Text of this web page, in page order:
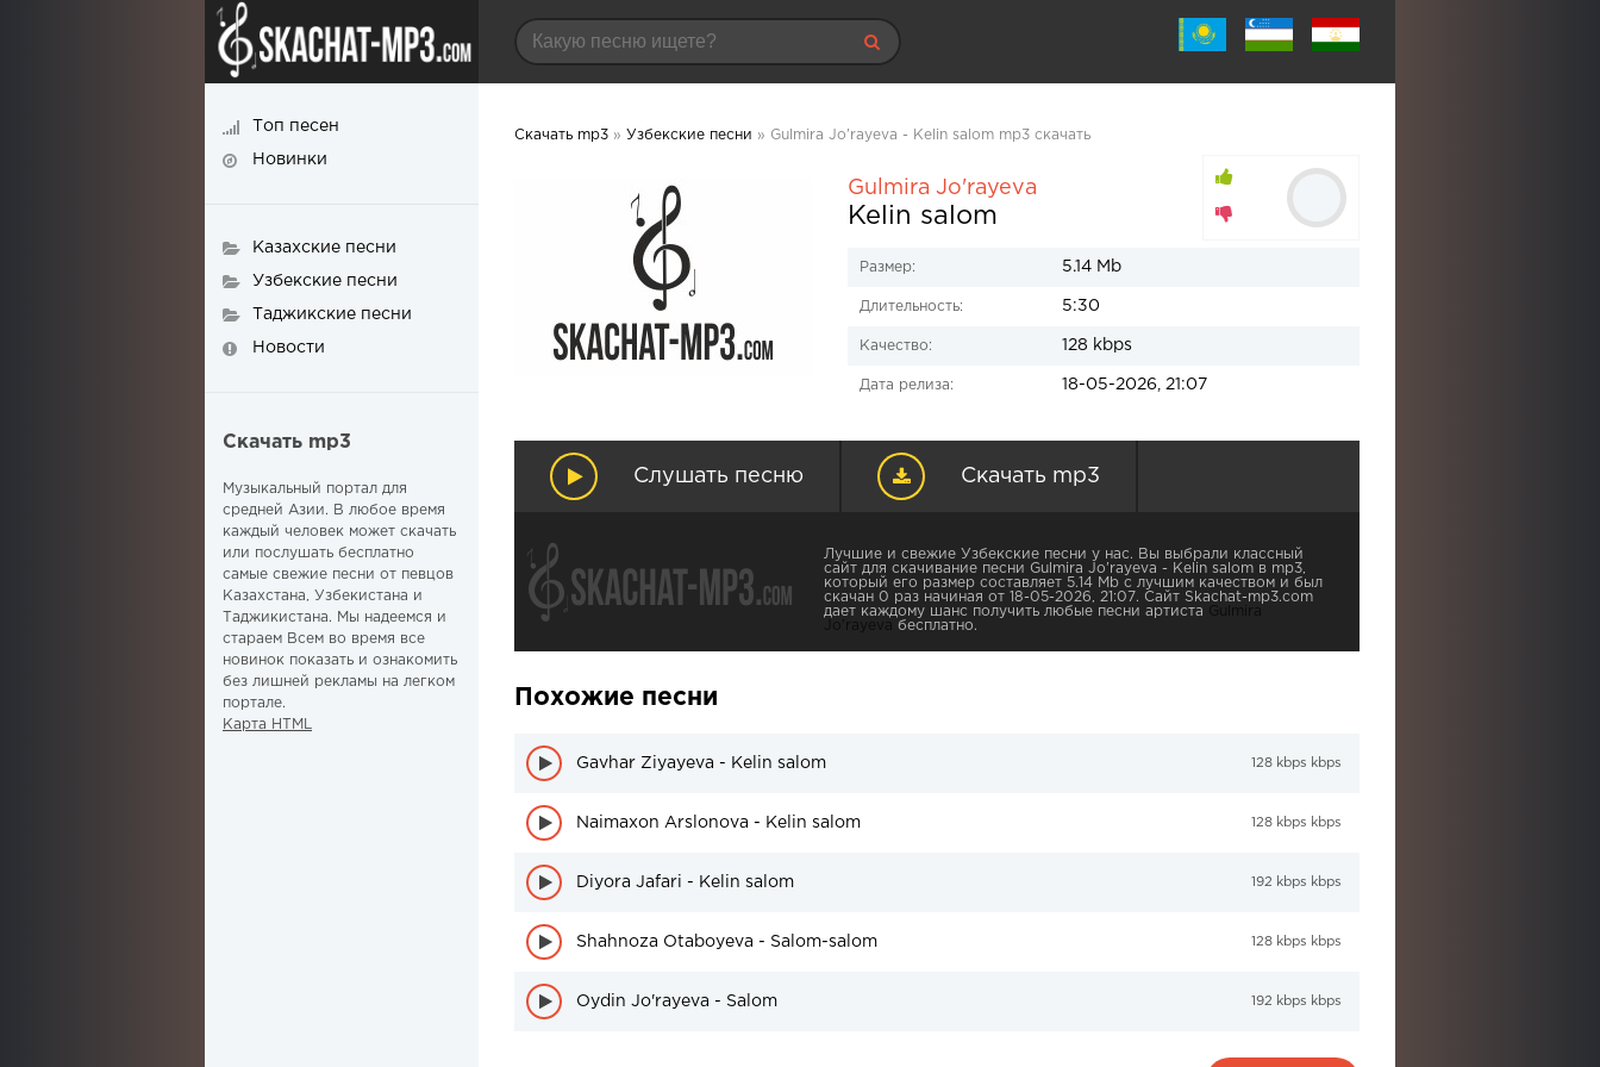
Скачать mp3 » Узбекские песни » Gulmira Jo'rayeva - Kelin salom mp3 скачать
Gulmira Jo'rayeva
Kelin salom
Размер: 5.14 Mb
Длительность: 5:30
Качество: 128 kbps
Дата релиза: 18-05-2026, 21:07
Слушать песню Скачать mp3
Лучшие и свежие Узбекские песни у нас. Вы выбрали классный
сайт для скачивание песни Gulmira Jo'rayeva - Kelin salom в mp3,
который его размер составляет 5.14 Mb с лучшим качеством и был
скачан 0 раз начиная от 18-05-2026, 21:07. Сайт Skachat-mp3.com
дает каждому шанс получить любые песни артиста
Gulmira
Jo'rayeva бесплатно.
Похожие песни
Gavhar Ziyayeva - Kelin salom 128 kbps kbps
Naimaxon Arslonova - Kelin salom 128 kbps kbps
Diyora Jafari - Kelin salom 192 kbps kbps
Shahnoza Otaboyeva - Salom-salom 128 kbps kbps
Oydin Jo'rayeva - Salom 192 kbps kbps
Топ песен
Новинки
Казахские песни
Узбекские песни
Таджикские песни
Новости
Скачать mp3
Музыкальный портал для
средней Азии. В любое время
каждый человек может скачать
или послушать бесплатно
самые свежие песни от певцов
Казахстана, Узбекистана и
Таджикистана. Мы надеемся и
стараем Всем во время все
новинок показать и ознакомить
без лишней рекламы на легком
портале.
Карта HTML